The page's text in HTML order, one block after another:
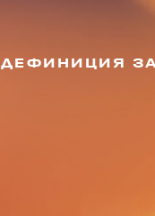
ДЕФИНИЦИЯ